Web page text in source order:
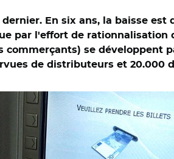
En six ans, la baisse est
par l'effort de rationnalisation
commerçants) se développent
de distributeurs et 20.000